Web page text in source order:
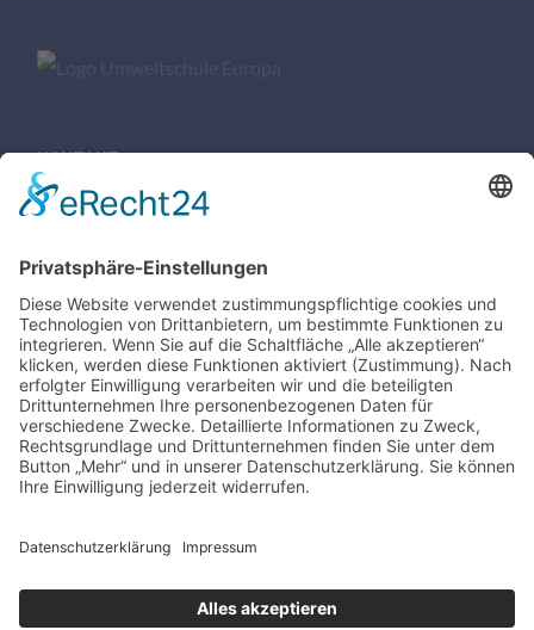
KONTAKT
Grundschule Huntlosen
Bahnhofstraße 84
26197 Großenkneten
Tel: 04487 99759-0
vwa@gs-huntlosen.de